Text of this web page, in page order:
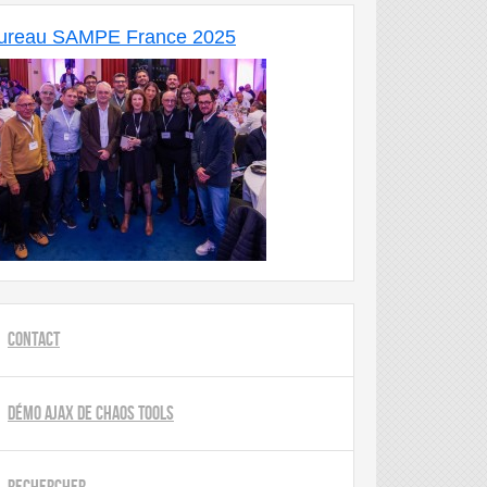
SAMPE France 2025
Contact
Démo AJAX de Chaos Tools